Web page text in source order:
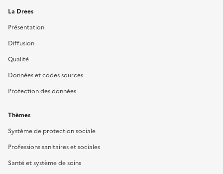
La Drees
Présentation
Diffusion
Qualité
Données et codes sources
Protection des données
Thèmes
Système de protection sociale
Professions sanitaires et sociales
Santé et système de soins